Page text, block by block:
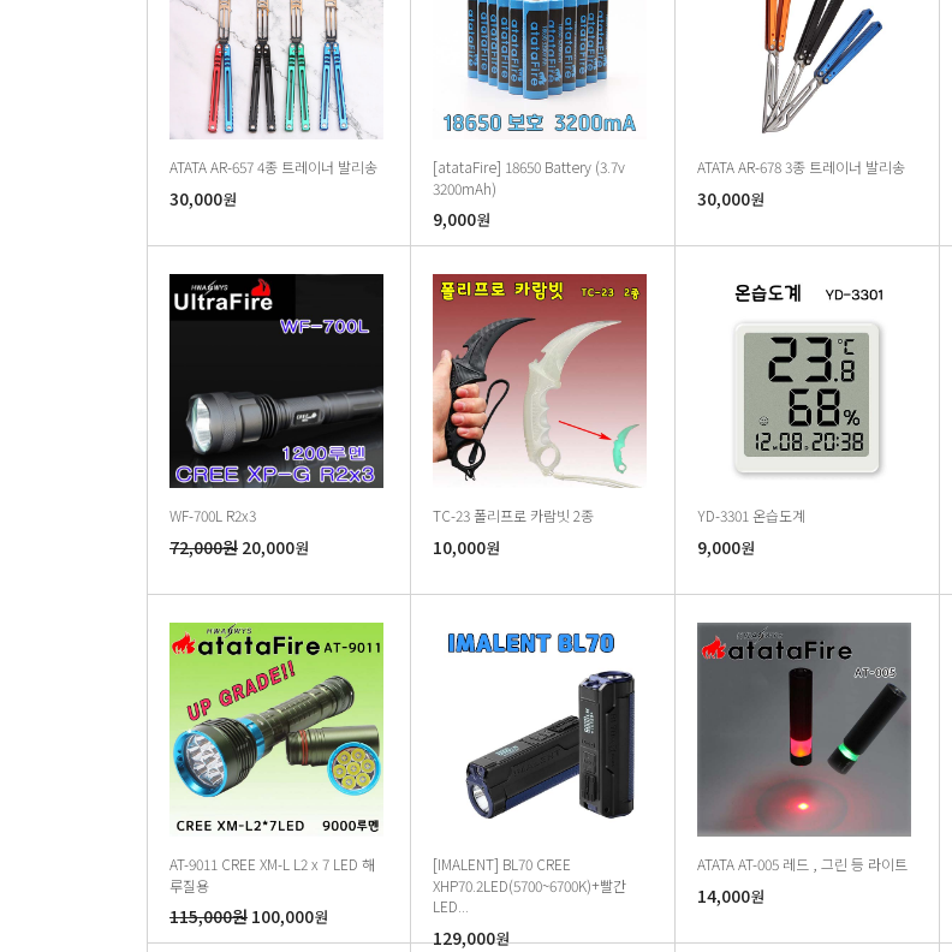
ATATA AR-657 4종 트레이너 발리송
30,000원
[atataFire] 18650 Battery (3.7v
3200mAh)
9,000원
ATATA AR-678 3종 트레이너 발리송
30,000원
WF-700L R2x3
72,000원 20,000원
TC-23 폴리프로 카람빗 2종
10,000원
YD-3301 온습도계
9,000원
AT-9011 CREE XM-L L2 x 7 LED 해
루질용
115,000원 100,000원
[IMALENT] BL70 CREE
XHP70.2LED(5700~6700K)+빨간
LED...
129,000원
ATATA AT-005 레드 , 그린 등 라이트
14,000원